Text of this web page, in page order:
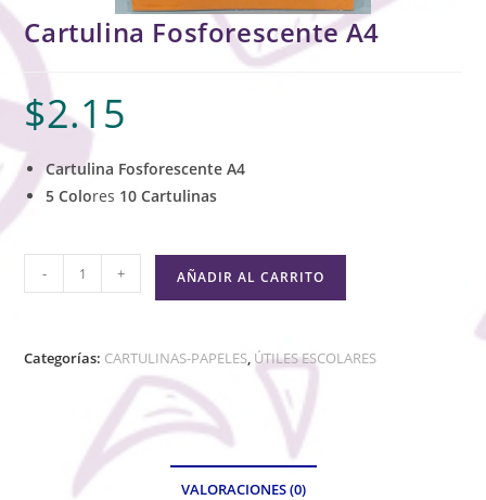
Cartulina Fosforescente A4
$2.15
Cartulina Fosforescente A4
5 Colores 10 Cartulinas
- + AÑADIR AL CARRITO
Categorías: CARTULINAS-PAPELES, ÚTILES ESCOLARES
VALORACIONES (0)